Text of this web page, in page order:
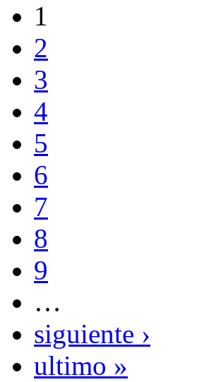
1
2
3
4
5
6
7
8
9
…
siguiente ›
ultimo »